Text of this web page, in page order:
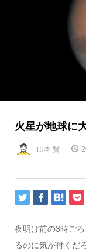
火星が地球に
山本 賢一
夜明け前の3時ご
るのに気が付くだ